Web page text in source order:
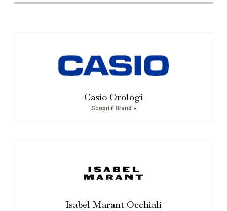
Casio Orologi
Scopri il Brand »
Isabel Marant Occhiali